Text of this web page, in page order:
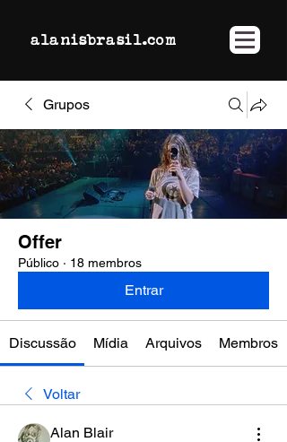
alanisbrasil.com
Grupos
Offer
Público · 18 membros
Entrar
Discussão Mídia Arquivos Membros
Voltar
Alan Blair